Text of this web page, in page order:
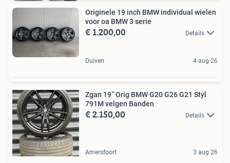
Originele 19 inch BMW individual wielen
voor oa BMW 3 serie
€ 1.200,00 Details
Duiven 4 aug 26
Zgan 19” Orig BMW G20 G26 G21 Styl
791M velgen Banden
€ 2.150,00 Details
Amersfoort 3 aug 26